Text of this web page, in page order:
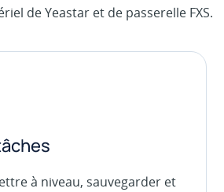
de Yeastar et de passerelle FXS.
à niveau, sauvegarder et